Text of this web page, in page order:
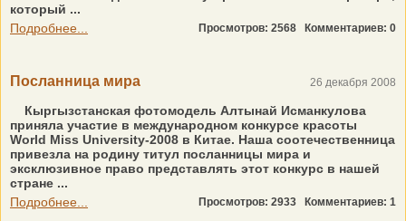
который ...
Подробнее...
Просмотров: 2568 Комментариев: 0
Посланница мира 26 декабря 2008
Кыргызстанская фотомодель Алтынай Исманкулова
приняла участие в международном конкурсе красоты
World Miss University-2008 в Китае. Наша соотечественница
привезла на родину титул посланницы мира и
эксклюзивное право представлять этот конкурс в нашей
стране ...
Подробнее...
Просмотров: 2933 Комментариев: 1